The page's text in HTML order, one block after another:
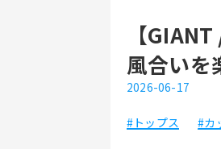
【
風合いを
2026-06-17
#トップス #カ